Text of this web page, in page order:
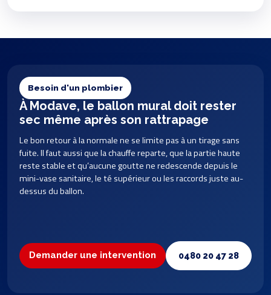
Besoin d'un plombier
À Modave, le ballon mural doit rester
sec même après son rattrapage
Le bon retour à la normale ne se limite pas à un tirage sans
fuite. Il faut aussi que la chauffe reparte, que la partie haute
reste stable et qu’aucune goutte ne redescende depuis le
mini-vase sanitaire, le té supérieur ou les raccords juste au-
dessus du ballon.
Demander une intervention 0480 20 47 28